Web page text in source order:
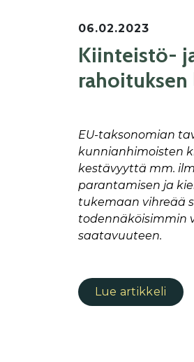
06.02.2023
Kiinteistö-
EU-taksonomian
kunnianhimoisten
kestävyyttä mm.
parantamisen ja
tukemaan vihreää
todennäköisimmin
saatavuuteen.
Lue artikkeli